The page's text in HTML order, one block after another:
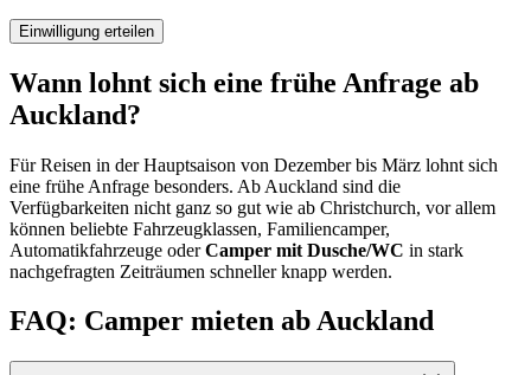
Einwilligung erteilen
Wann lohnt sich eine frühe Anfrage ab
Auckland?
Für Reisen in der Hauptsaison von Dezember bis März lohnt sich
eine frühe Anfrage besonders. Ab Auckland sind die
Verfügbarkeiten nicht ganz so gut wie ab Christchurch, vor allem
können beliebte Fahrzeugklassen, Familiencamper,
Automatikfahrzeuge oderCamper mit Dusche/WC in stark
nachgefragten Zeiträumen schneller knapp werden.
FAQ: Camper mieten ab Auckland